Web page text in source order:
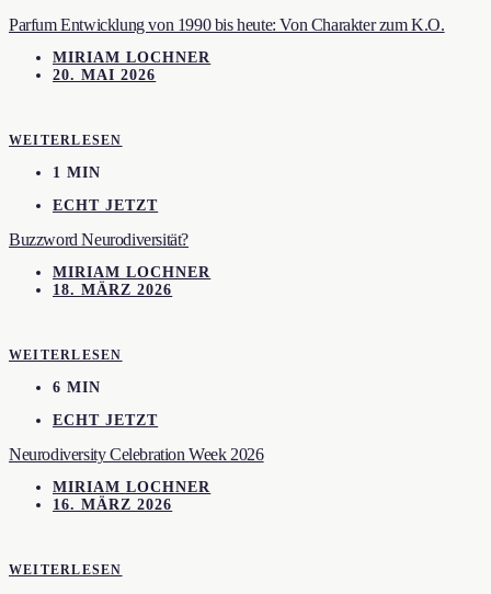
Parfum Entwicklung von 1990 bis heute: Von Charakter zum K.O.
MIRIAM LOCHNER
20. MAI 2026
WEITERLESEN
1 MIN
ECHT JETZT
Buzzword Neurodiversität?
MIRIAM LOCHNER
18. MÄRZ 2026
WEITERLESEN
6 MIN
ECHT JETZT
Neurodiversity Celebration Week 2026
MIRIAM LOCHNER
16. MÄRZ 2026
WEITERLESEN